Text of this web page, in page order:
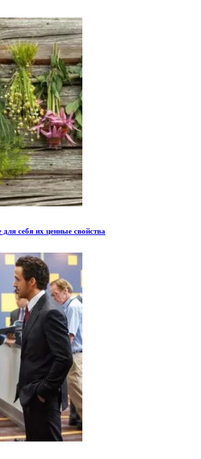
себя их ценные свойства